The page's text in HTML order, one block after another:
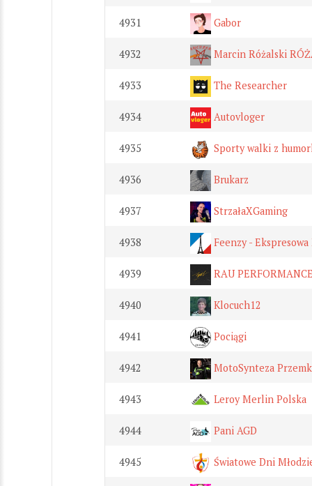
4931 Gabor
4932 Marcin Różalski
4933 The Researcher
4934 Autovloger
4935 Sporty walki z
4936 Brukarz
4937 StrzałaXGaming
4938 Feenzy -
4939 RAU
4940 Klocuch12
4941 Pociągi
4942 MotoSynteza
4943 Leroy Merlin Polska
4944 Pani AGD
4945 Światowe Dni